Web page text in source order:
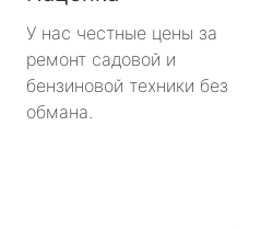
У нас честные цены за
ремонт садовой и
бензиновой техники без
обмана.